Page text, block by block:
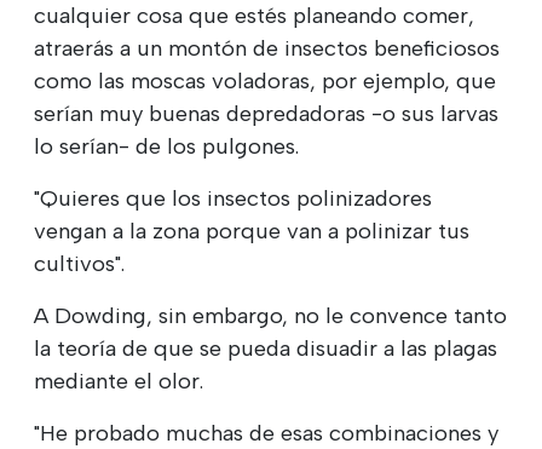
cualquier cosa que estés planeando comer,
atraerás a un montón de insectos beneficiosos
como las moscas voladoras, por ejemplo, que
serían muy buenas depredadoras -o sus larvas
lo serían- de los pulgones.
"Quieres que los insectos polinizadores
vengan a la zona porque van a polinizar tus
cultivos".
A Dowding, sin embargo, no le convence tanto
la teoría de que se pueda disuadir a las plagas
mediante el olor.
"He probado muchas de esas combinaciones y